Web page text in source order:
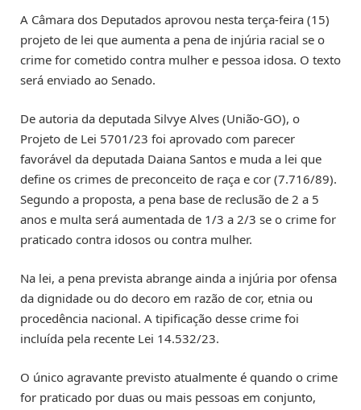
A Câmara dos Deputados aprovou nesta terça-feira (15)
projeto de lei que aumenta a pena de injúria racial se o
crime for cometido contra mulher e pessoa idosa. O texto
será enviado ao Senado.
De autoria da deputada Silvye Alves (União-GO), o
Projeto de Lei 5701/23 foi aprovado com parecer
favorável da deputada Daiana Santos e muda a lei que
define os crimes de preconceito de raça e cor (7.716/89).
Segundo a proposta, a pena base de reclusão de 2 a 5
anos e multa será aumentada de 1/3 a 2/3 se o crime for
praticado contra idosos ou contra mulher.
Na lei, a pena prevista abrange ainda a injúria por ofensa
da dignidade ou do decoro em razão de cor, etnia ou
procedência nacional. A tipificação desse crime foi
incluída pela recente Lei 14.532/23.
O único agravante previsto atualmente é quando o crime
for praticado por duas ou mais pessoas em conjunto,